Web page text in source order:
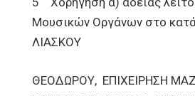
Μουσικών Οργάνων στο
ΛΙΑΣΚΟΥ
ΘΕΟΔΩΡΟΥ, ΕΠΙΧΕΙΡΗΣΗ